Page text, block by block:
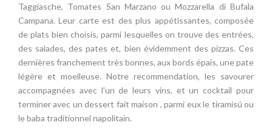
Taggiasche, Tomates San Marzano ou Mozzarella di Bufala
Campana. Leur carte est des plus appétissantes, composée
de plats bien choisis, parmi lesquelles on trouve des entrées,
des salades, des pates et, bien évidemment des pizzas. Ces
dernières franchement très bonnes, aux bords épais, une pate
légère et moelleuse. Notre recommendation, les savourer
accompagnées avec l’un de leurs vins, et un cocktail pour
terminer avec un dessert fait maison , parmi eux le tiramisú ou
le baba traditionnel napolitain.